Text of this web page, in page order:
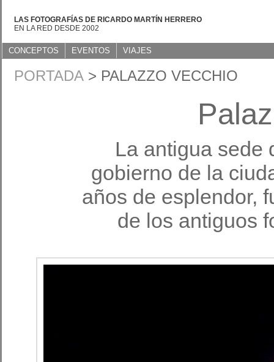
LAS FOTOGRAFÍAS DE RICARDO MARTÍN HERRERO
EN LA RED DESDE 2002
CONCEPTOS EVENTOS VIAJES
PORTADA > PALAZZO VECCHIO
La antigua sede
gobierno de la
años de esplendor,
de los antiguos